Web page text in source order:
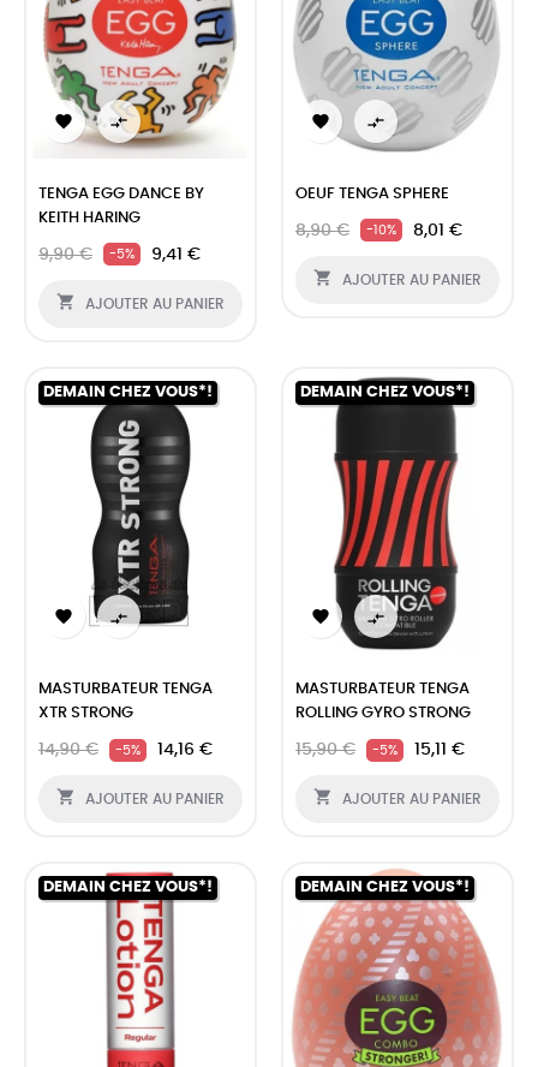
 
TENGA EGG DANCE BY
KEITH HARING
9,90 € -5% 9,41 €
 AJOUTER AU PANIER
 
OEUF TENGA SPHERE
8,90 € -10% 8,01 €
 AJOUTER AU PANIER
DEMAIN CHEZ VOUS*!
 
MASTURBATEUR TENGA
XTR STRONG
14,90 € -5% 14,16 €
 AJOUTER AU PANIER
DEMAIN CHEZ VOUS*!
 
MASTURBATEUR TENGA
ROLLING GYRO STRONG
15,90 € -5% 15,11 €
 AJOUTER AU PANIER
DEMAIN CHEZ VOUS*! DEMAIN CHEZ VOUS*!